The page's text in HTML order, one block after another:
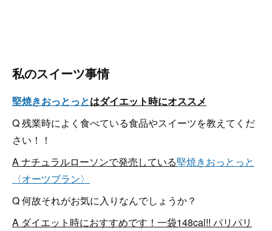
私のスイーツ事情
堅焼きおっとっとはダイエット時にオススメ
Q 残業時によく食べている食品やスイーツを教えてくだ
さい！！
A ナチュラルローソンで発売している堅焼きおっとっと
〈オーツブラン〉
Q 何故それがお気に入りなんでしょうか？
A ダイエット時におすすめです！一袋148cal!! パリパリ